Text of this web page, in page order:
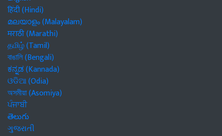
हिंदी (Hindi)
മലയാളം (Malayalam)
मराठी (Marathi)
தமிழ் (Tamil)
বাঙালি (Bengali)
ಕನ್ನಡ (Kannada)
ଓଡିଆ (Odia)
অসমীয়া (Asomiya)
ਪੰਜਾਬੀ
తెలుగు
ગુજરાતી